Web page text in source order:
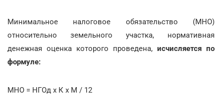
Минимальное налоговое обязательство (МНО)
относительно земельного участка, нормативная
денежная оценка которого проведена, исчисляется по
формуле:
МНО = НГОд x К x М / 12